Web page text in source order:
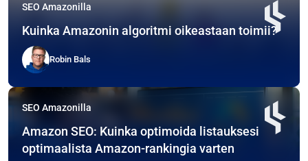
SEO Amazonilla
Kuinka Amazonin algoritmi oikeastaan toimii?
Robin Bals
SEO Amazonilla
Amazon SEO: Kuinka optimoida listauksesi
optimaalista Amazon-rankingia varten